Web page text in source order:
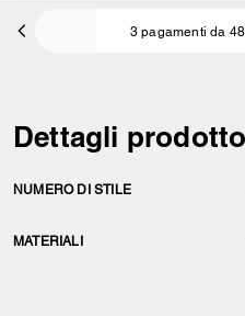
3 pagamenti da 48,33 € a
Dettagli prodotto
NUMERO DI STILE
MATERIALI